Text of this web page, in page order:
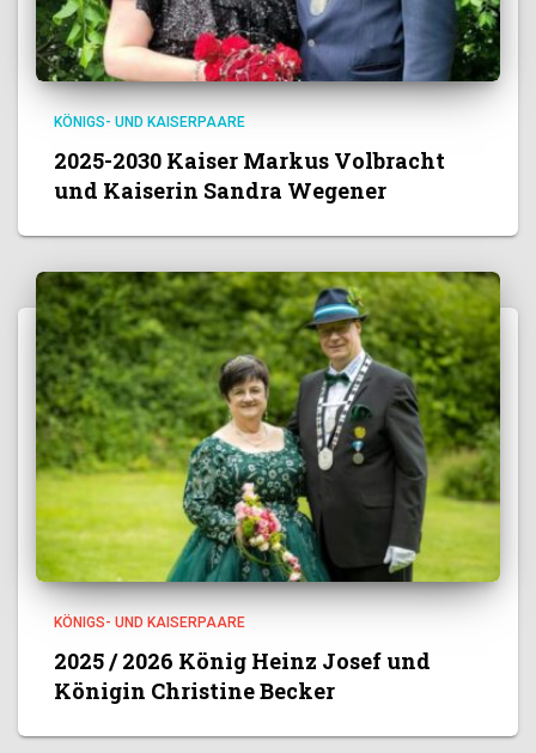
KÖNIGS- UND KAISERPAARE
2025-2030 Kaiser Markus Volbracht
und Kaiserin Sandra Wegener
KÖNIGS- UND KAISERPAARE
2025 / 2026 König Heinz Josef und
Königin Christine Becker